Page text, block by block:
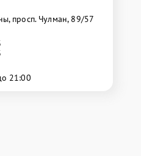
просп. Чулман, 89/57
21:00